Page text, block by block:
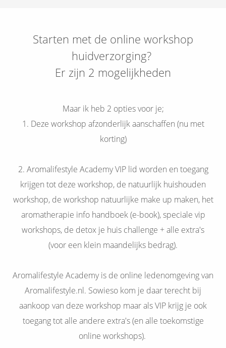
Starten met de online workshop
huidverzorging?
Er zijn 2 mogelijkheden
Maar ik heb 2 opties voor je;
1. Deze workshop afzonderlijk aanschaffen (nu met
korting)
2. Aromalifestyle Academy VIP lid worden en toegang
krijgen tot deze workshop, de natuurlijk huishouden
workshop, de workshop natuurlijke make up maken, het
aromatherapie info handboek (e-book), speciale vip
workshops, de detox je huis challenge + alle extra's
(voor een klein maandelijks bedrag).
Aromalifestyle Academy is de online ledenomgeving van
Aromalifestyle.nl. Sowieso kom je daar terecht bij
aankoop van deze workshop maar als VIP krijg je ook
toegang tot alle andere extra's (en alle toekomstige
online workshops).